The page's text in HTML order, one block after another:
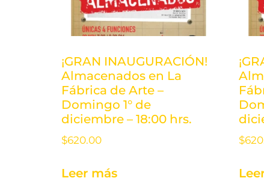
¡GRAN INAUGURACIÓN!
Almacenados en La
Fábrica de Arte –
Domingo 1° de
diciembre – 18:00 hrs.
$620.00
Leer más
$